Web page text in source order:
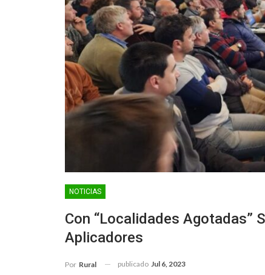
NOTICIAS
Con “localidades Agotadas”
Aplicadores
Por Rural publicado Jul 6, 2023